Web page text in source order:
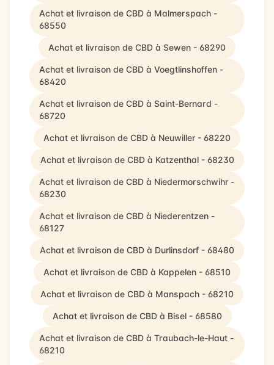
Achat et livraison de CBD à Malmerspach -
68550
Achat et livraison de CBD à Sewen - 68290
Achat et livraison de CBD à Voegtlinshoffen -
68420
Achat et livraison de CBD à Saint-Bernard -
68720
Achat et livraison de CBD à Neuwiller - 68220
Achat et livraison de CBD à Katzenthal - 68230
Achat et livraison de CBD à Niedermorschwihr -
68230
Achat et livraison de CBD à Niederentzen -
68127
Achat et livraison de CBD à Durlinsdorf - 68480
Achat et livraison de CBD à Kappelen - 68510
Achat et livraison de CBD à Manspach - 68210
Achat et livraison de CBD à Bisel - 68580
Achat et livraison de CBD à Traubach-le-Haut -
68210